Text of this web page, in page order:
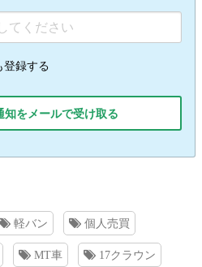
登録する
をメールで受け取る
軽バン 個人売買
MT車 17クラウン